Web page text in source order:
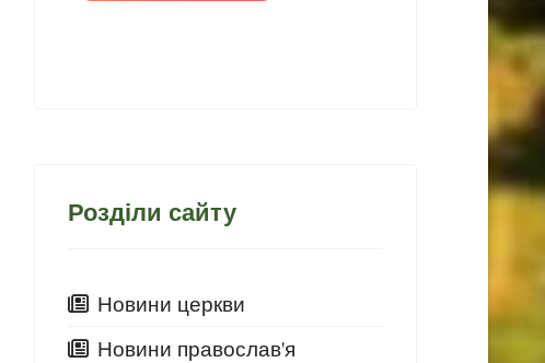
Розділи сайту
Новини церкви
Новини православ'я